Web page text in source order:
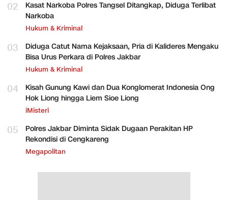
02
Kasat Narkoba Polres Tangsel Ditangkap, Diduga Terlibat
Narkoba
Hukum & Kriminal
03
Diduga Catut Nama Kejaksaan, Pria di Kalideres Mengaku
Bisa Urus Perkara di Polres Jakbar
Hukum & Kriminal
04
Kisah Gunung Kawi dan Dua Konglomerat Indonesia Ong
Hok Liong hingga Liem Sioe Liong
iMisteri
05
Polres Jakbar Diminta Sidak Dugaan Perakitan HP
Rekondisi di Cengkareng
Megapolitan